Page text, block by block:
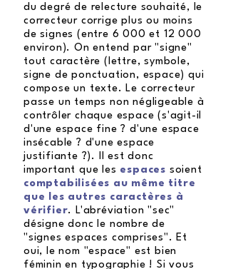
du degré de relecture souhaité, le
correcteur corrige plus ou moins
de signes (entre 6 000 et 12 000
environ). On entend par "signe"
tout caractère (lettre, symbole,
signe de ponctuation, espace) qui
compose un texte. Le correcteur
passe un temps non négligeable à
contrôler chaque espace (s'agit-il
d'une espace fine ? d'une espace
insécable ? d'une espace
justifiante ?). Il est donc
important queles espaces soient
comptabilisées au même titre
que les autres caractères à
vérifier. L'abréviation "sec"
désigne donc le nombre de
"signes espaces comprises". Et
oui, le nom "espace" est bien
féminin en typographie ! Si vous